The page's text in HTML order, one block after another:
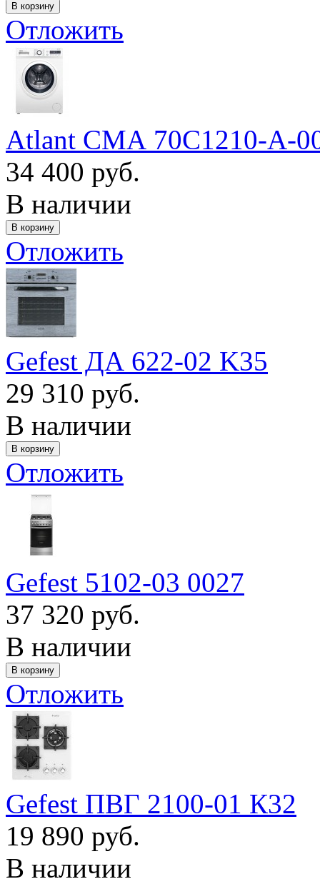
Отложить
Atlant СМА 70С1210-А-
34 400 руб.
В наличии
Отложить
Gefest ДА 622-02 K35
29 310 руб.
В наличии
Отложить
Gefest 5102-03 0027
37 320 руб.
В наличии
Отложить
Gefest ПВГ 2100-01 К32
19 890 руб.
В наличии